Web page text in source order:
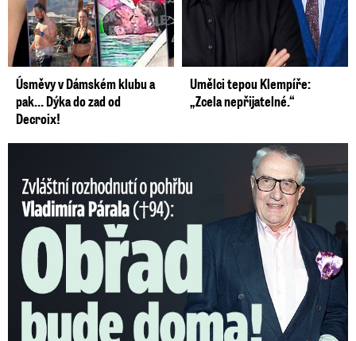
Úsměvy v Dámském klubu a
pak… Dýka do zad od
Decroix!
Umělci tepou Klempíře:
„Zcela nepřijatelné.“
Nečekané rozhodnutí o pohřbu Párala (†94): Obřad bude doma!